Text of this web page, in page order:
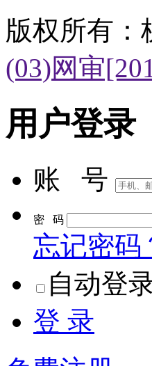
版权所有
(03)网审
用户登录
账 号
密 码
忘记密码
自动登
登 录